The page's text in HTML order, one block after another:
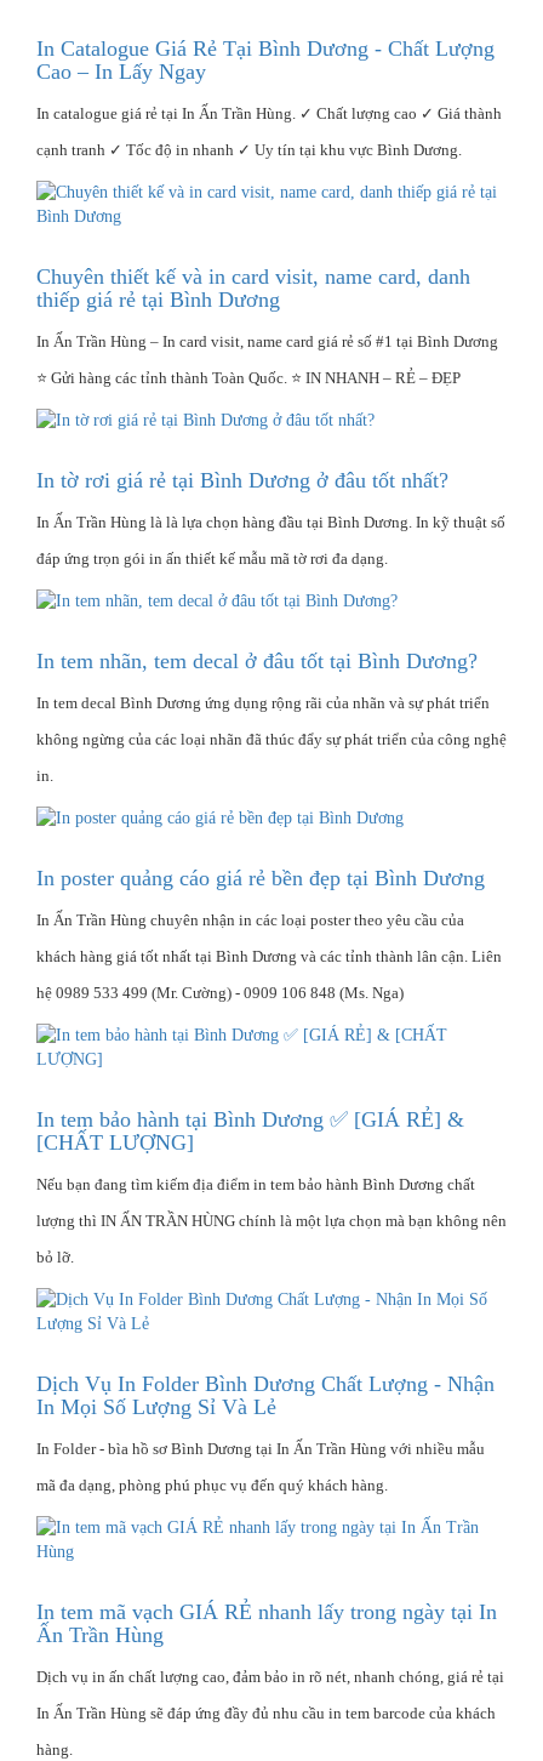
In Catalogue Giá Rẻ Tại Bình Dương - Chất Lượng
Cao – In Lấy Ngay
In catalogue giá rẻ tại In Ấn Trần Hùng. ✓ Chất lượng cao ✓ Giá thành
cạnh tranh ✓ Tốc độ in nhanh ✓ Uy tín tại khu vực Bình Dương.
Chuyên thiết kế và in card visit, name card, danh
thiếp giá rẻ tại Bình Dương
In Ấn Trần Hùng – In card visit, name card giá rẻ số #1 tại Bình Dương
⭐ Gửi hàng các tỉnh thành Toàn Quốc. ⭐ IN NHANH – RẺ – ĐẸP
In tờ rơi giá rẻ tại Bình Dương ở đâu tốt nhất?
In Ấn Trần Hùng là là lựa chọn hàng đầu tại Bình Dương. In kỹ thuật số
đáp ứng trọn gói in ấn thiết kế mẫu mã tờ rơi đa dạng.
In tem nhãn, tem decal ở đâu tốt tại Bình Dương?
In tem decal Bình Dương ứng dụng rộng rãi của nhãn và sự phát triển
không ngừng của các loại nhãn đã thúc đẩy sự phát triển của công nghệ
in.
In poster quảng cáo giá rẻ bền đẹp tại Bình Dương
In Ấn Trần Hùng chuyên nhận in các loại poster theo yêu cầu của
khách hàng giá tốt nhất tại Bình Dương và các tỉnh thành lân cận. Liên
hệ 0989 533 499 (Mr. Cường) - 0909 106 848 (Ms. Nga)
In tem bảo hành tại Bình Dương ✅ [GIÁ RẺ] &
[CHẤT LƯỢNG]
Nếu bạn đang tìm kiếm địa điểm in tem bảo hành Bình Dương chất
lượng thì IN ẤN TRẦN HÙNG chính là một lựa chọn mà bạn không nên
bỏ lỡ.
Dịch Vụ In Folder Bình Dương Chất Lượng - Nhận
In Mọi Số Lượng Sỉ Và Lẻ
In Folder - bìa hồ sơ Bình Dương tại In Ấn Trần Hùng với nhiều mẫu
mã đa dạng, phòng phú phục vụ đến quý khách hàng.
In tem mã vạch GIÁ RẺ nhanh lấy trong ngày tại In
Ấn Trần Hùng
Dịch vụ in ấn chất lượng cao, đảm bảo in rõ nét, nhanh chóng, giá rẻ tại
In Ấn Trần Hùng sẽ đáp ứng đầy đủ nhu cầu in tem barcode của khách
hàng.